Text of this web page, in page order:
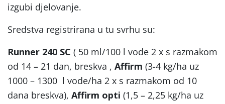
izgubi djelovanje.
Sredstva registrirana u tu svrhu su:
Runner 240 SC ( 50 ml/100 l vode 2 x s razmakom
od 14 – 21 dan, breskva , Affirm (3-4 kg/ha uz
1000 – 1300 l vode/ha 2 x s razmakom od 10
dana breskva), Affirm opti (1,5 – 2,25 kg/ha uz